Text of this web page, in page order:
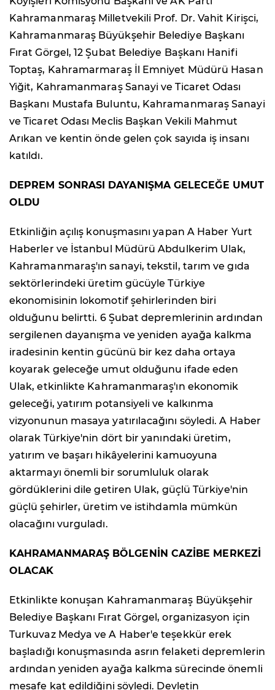
Kahramanmaraş Milletvekili Prof. Dr. Vahit Kirişci,
Kahramanmaraş Büyükşehir Belediye Başkanı
Fırat Görgel, 12 Şubat Belediye Başkanı Hanifi
Toptaş, Kahramarmaraş İl Emniyet Müdürü Hasan
Yiğit, Kahramanmaraş Sanayi ve Ticaret Odası
Başkanı Mustafa Buluntu, Kahramanmaraş Sanayi
ve Ticaret Odası Meclis Başkan Vekili Mahmut
Arıkan ve kentin önde gelen çok sayıda iş insanı
katıldı.
DEPREM SONRASI DAYANIŞMA GELECEĞE UMUT
OLDU
Etkinliğin açılış konuşmasını yapan A Haber Yurt
Haberler ve İstanbul Müdürü Abdulkerim Ulak,
Kahramanmaraş'ın sanayi, tekstil, tarım ve gıda
sektörlerindeki üretim gücüyle Türkiye
ekonomisinin lokomotif şehirlerinden biri
olduğunu belirtti. 6 Şubat depremlerinin ardından
sergilenen dayanışma ve yeniden ayağa kalkma
iradesinin kentin gücünü bir kez daha ortaya
koyarak geleceğe umut olduğunu ifade eden
Ulak, etkinlikte Kahramanmaraş'ın ekonomik
geleceği, yatırım potansiyeli ve kalkınma
vizyonunun masaya yatırılacağını söyledi. A Haber
olarak Türkiye'nin dört bir yanındaki üretim,
yatırım ve başarı hikâyelerini kamuoyuna
aktarmayı önemli bir sorumluluk olarak
gördüklerini dile getiren Ulak, güçlü Türkiye'nin
güçlü şehirler, üretim ve istihdamla mümkün
olacağını vurguladı.
KAHRAMANMARAŞ BÖLGENİN CAZİBE MERKEZİ
OLACAK
Etkinlikte konuşan Kahramanmaraş Büyükşehir
Belediye Başkanı Fırat Görgel, organizasyon için
Turkuvaz Medya ve A Haber'e teşekkür erek
başladığı konuşmasında asrın felaketi depremlerin
ardından yeniden ayağa kalkma sürecinde önemli
mesafe kat edildiğini söyledi. Devletin